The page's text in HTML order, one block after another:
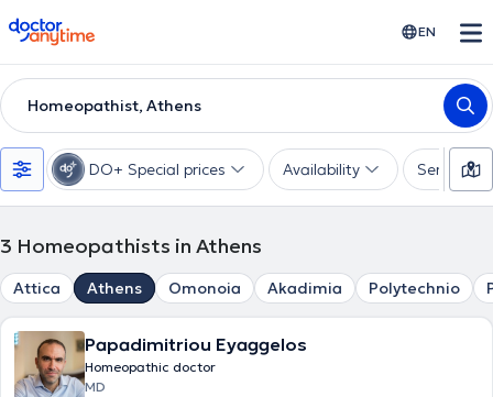
doctoranytime EN
Homeopathist, Athens
DO+ Special prices Availability Services
3 Homeopathists in Athens
Attica Athens Omonoia Akadimia Polytechnio
Papadimitriou Eyaggelos
Homeopathic doctor
MD